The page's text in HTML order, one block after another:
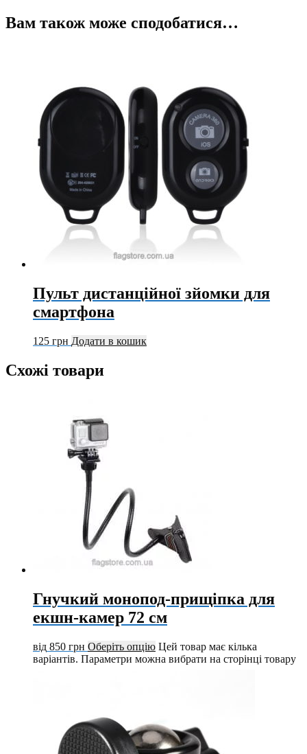
Вам також може сподобатися…
Пульт дистанційної зйомки для
смартфона
125 грн Додати в кошик
Схожі товари
Гнучкий монопод-прищіпка для
екшн-камер 72 см
від 850 грн Оберіть опцію Цей товар має кілька
варіантів. Параметри можна вибрати на сторінці товару